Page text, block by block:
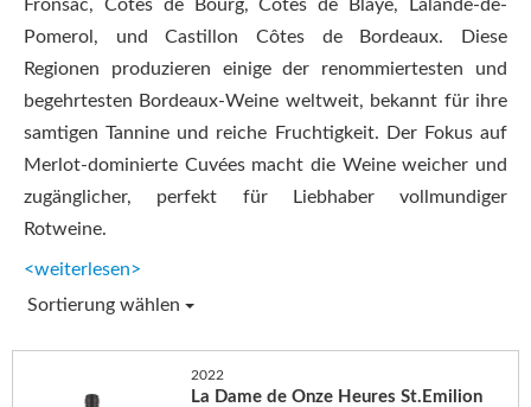
Fronsac, Côtes de Bourg, Côtes de Blaye, Lalande-de-
Pomerol, und Castillon Côtes de Bordeaux. Diese
Regionen produzieren einige der renommiertesten und
begehrtesten Bordeaux-Weine weltweit, bekannt für ihre
samtigen Tannine und reiche Fruchtigkeit. Der Fokus auf
Merlot-dominierte Cuvées macht die Weine weicher und
zugänglicher, perfekt für Liebhaber vollmundiger
Rotweine.
<weiterlesen>
Sortierung wählen
2022
La Dame de Onze Heures St.Emilion